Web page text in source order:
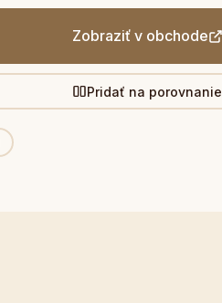
Zobraziť v obchode
Pridať na porovnanie